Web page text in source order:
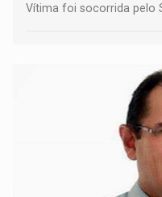
Vítima foi socorrida pelo